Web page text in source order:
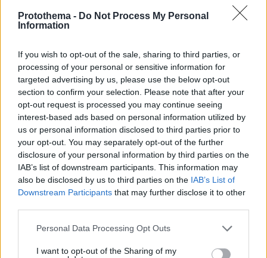
Protothema - Do Not Process My Personal
Information
If you wish to opt-out of the sale, sharing to third parties, or
processing of your personal or sensitive information for
targeted advertising by us, please use the below opt-out
section to confirm your selection. Please note that after your
opt-out request is processed you may continue seeing
interest-based ads based on personal information utilized by
us or personal information disclosed to third parties prior to
your opt-out. You may separately opt-out of the further
disclosure of your personal information by third parties on the
IAB’s list of downstream participants. This information may
also be disclosed by us to third parties on the IAB’s List of
Downstream Participants that may further disclose it to other
Please note that this website/app uses one or more Google
not limited to your visit or usage behaviour. You may click to
Personal Data Processing Opt Outs
I want to opt-out of the Sharing of my
ΡΟΗ ΕΙΔΗΣΕΩΝ
Ρωσικά πλήγματα σε Κίεβο και Μπροβαρί: Τρεις νεκροί,
ανάμεσά τους ένα παιδί
πριν μία ώρα
Ήττα της Σάκκαρη με 2-0 από την Γκοφ και αποκλεισμός
στο Τορόντο
08.08.2026, 03:37
Ο Κούτσιας πέτυχε το πρώτο γκολ της φετινής Primeira
Liga, δείτε το γκολ
08.08.2026, 03:31
Ο Τραμπ προσφεύγει στο Ανώτατο Δικαστήριο: «Εθνική
ντροπή» το μπλόκο στην αίθουσα χορού του Λευκού
08.08.2026, 03:00